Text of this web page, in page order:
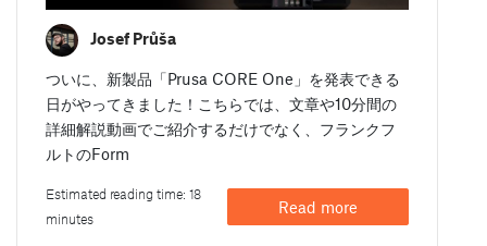
Josef Průša
ついに、新製品「Prusa CORE One」を発表できる
日がやってきました！こちらでは、文章や10分間の
詳細解説動画でご紹介するだけでなく、フランクフ
ルトのForm
Estimated reading time: 18
minutes
Read more